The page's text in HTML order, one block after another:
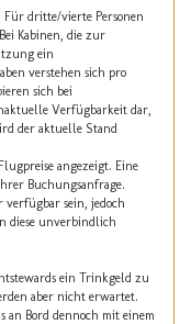
Für dritte/vierte Personen
Kabinen, die zur
ein
verstehen sich pro
sich bei
Verfügbarkeit dar,
der aktuelle Stand
angezeigt. Eine
Buchungsanfrage.
sein, jedoch
diese unverbindlich
ein Trinkgeld zu
aber nicht erwartet.
an Bord dennoch mit einem